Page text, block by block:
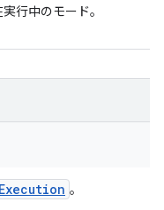
行中のモード。
Execution 。